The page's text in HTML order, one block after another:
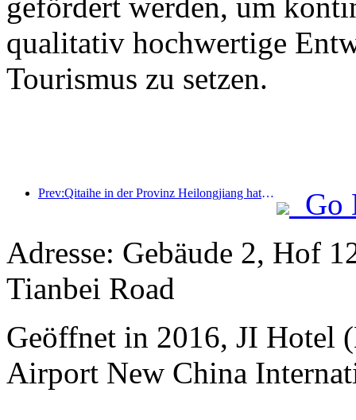
qualitativ hochwertige
Tourismus zu setzen.
Prev:Qitaihe in der Provinz Heilongjiang hat die landesweit erste Verordnung zur Eis- und Schneeindustrie erlassen, die die Integration von KI in den Eis- und Schneesport fördert.
Go
Adresse: Gebäude 2, Hof
Tianbei Road
Geöffnet in 2016, JI Hotel
Airport New China